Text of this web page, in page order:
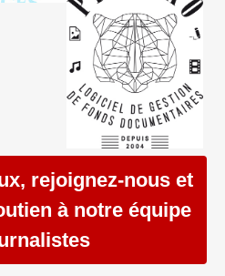
rejoignez-nous et
à notre équipe